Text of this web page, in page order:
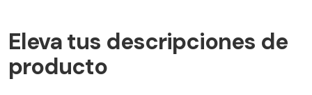
Eleva tus descripciones de
producto